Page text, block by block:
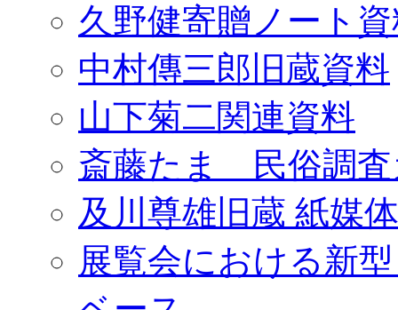
久野健寄贈ノート
中村傳三郎旧蔵資料
山下菊二関連資料
斎藤たま 民俗調査
及川尊雄旧蔵 紙媒
展覧会における新